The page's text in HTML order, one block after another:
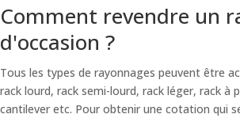
Comment revendre un
d'occasion ?
Tous les types de rayonnages peuvent être
rack lourd, rack semi-lourd, rack léger, rack à
cantilever etc. Pour obtenir une cotation qui